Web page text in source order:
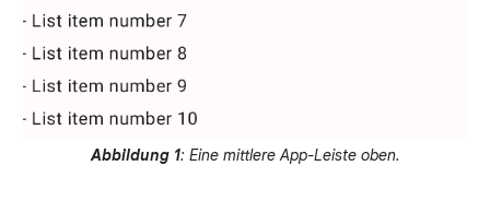
Abbildung 1: Eine mittlere App-Leiste oben.